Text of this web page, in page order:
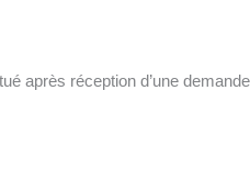
après réception d’une demande